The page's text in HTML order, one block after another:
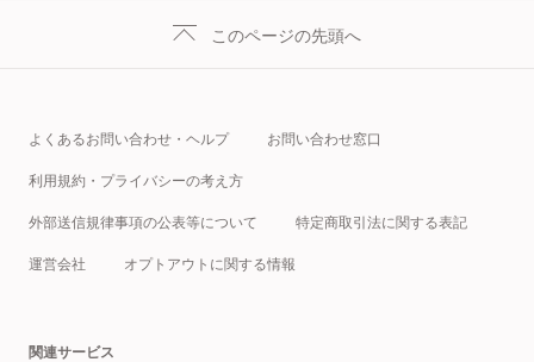
このページの先頭へ
よくあるお問い合わせ・ヘルプ お問い合わせ窓口
利用規約・プライバシーの考え方
外部送信規律事項の公表等について 特定商取引法に関する表記
運営会社 オプトアウトに関する情報
関連サービス